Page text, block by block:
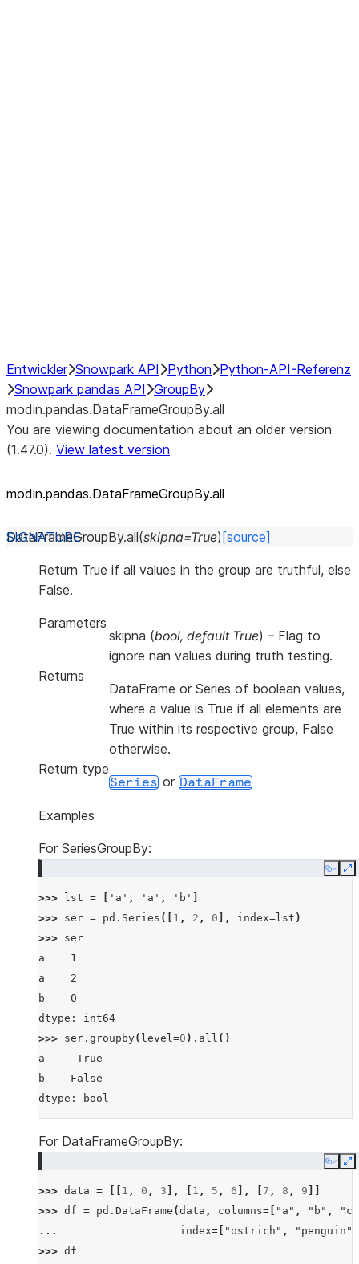
Entwickler Snowpark API Python Python-API-Referenz
Snowpark pandas API GroupBy
modin.pandas.DataFrameGroupBy.all
You are viewing documentation about an older version
(1.47.0). View latest version
modin.pandas.DataFrameGroupBy.all
DataFrameGroupBy.all(skipna=True) [source]
Return True if all values in the group are truthful, else
False.
Parameters
skipna (bool, default True) – Flag to
ignore nan values during truth testing.
Returns
DataFrame or Series of boolean values,
where a value is True if all elements are
True within its respective group, False
otherwise.
Return type
Series or DataFrame
Examples
For SeriesGroupBy:
Copy
>>> lst = 'a' , 'a' , 'b'
>>> ser = pd . Series ([ 1 , 2 , 0 ], index=lst )
>>> ser
a    1
a    2
b    0
dtype: int64
>>> ser . groupby( level=0 ) . all ()
a     True
b    False
dtype: bool
For DataFrameGroupBy:
Copy
>>> data = 1 , 0 , 3 ], 1 , 5 , 6 ], 7 , 8 , 9
>>> df = pd . DataFrame (data , columns= "a" , "b" ,
"c"
...
index= "ostrich" , "penguin"
>>> df